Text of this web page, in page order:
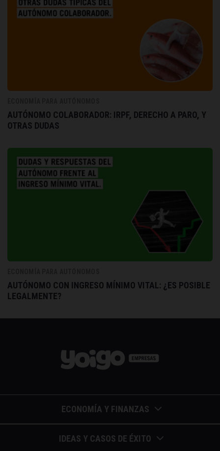
AUTÓNOMO COLABORADOR: IRPF, DERECHO A PARO, Y
OTRAS DUDAS
AUTÓNOMO CON INGRESO MÍNIMO VITAL: ¿ES POSIBLE
LEGALMENTE?
ECONOMÍA Y FINANZAS
Barómetros de sueldosIDEAS Y CASOS DE ÉXITO